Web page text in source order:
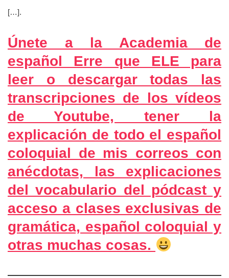
[…].
Únete a la Academia de
español Erre que ELE para
leer o descargar todas las
transcripciones de los vídeos
de Youtube, tener la
explicación de todo el español
coloquial de mis correos con
anécdotas, las explicaciones
del vocabulario del pódcast y
acceso a clases exclusivas de
gramática, español coloquial y
otras muchas cosas.